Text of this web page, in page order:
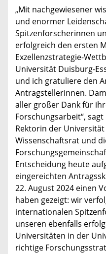
„Mit nachgewiesener
und enormer
Spitzenforscherinnen
erfolgreich den ersten
Exzellenzstrategie-
Universität Duisburg-
und ich gratuliere den
Antragstellerinnen.
aller großer Dank für
Forschungsarbeit“,
Rektorin der Universität
Wissenschaftsrat und
Entscheidung heute
eingereichten
22. August 2024 einen
haben gezeigt: wir
internationalen
unseren ebenfalls
Universitäten in der
richtige